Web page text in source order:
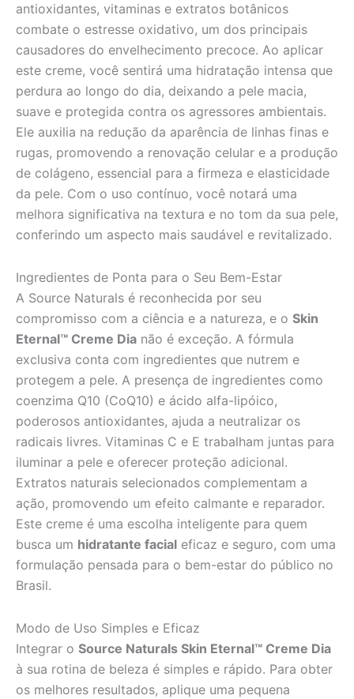
antioxidantes, vitaminas e extratos botânicos
combate o estresse oxidativo, um dos principais
causadores do envelhecimento precoce. Ao aplicar
este creme, você sentirá uma hidratação intensa que
perdura ao longo do dia, deixando a pele macia,
suave e protegida contra os agressores ambientais.
Ele auxilia na redução da aparência de linhas finas e
rugas, promovendo a renovação celular e a produção
de colágeno, essencial para a firmeza e elasticidade
da pele. Com o uso contínuo, você notará uma
melhora significativa na textura e no tom da sua pele,
conferindo um aspecto mais saudável e revitalizado.
Ingredientes de Ponta para o Seu Bem-Estar
A Source Naturals é reconhecida por seu
compromisso com a ciência e a natureza, e o Skin
Eternal™ Creme Dia não é exceção. A fórmula
exclusiva conta com ingredientes que nutrem e
protegem a pele. A presença de ingredientes como
coenzima Q10 (CoQ10) e ácido alfa-lipóico,
poderosos antioxidantes, ajuda a neutralizar os
radicais livres. Vitaminas C e E trabalham juntas para
iluminar a pele e oferecer proteção adicional.
Extratos naturais selecionados complementam a
ação, promovendo um efeito calmante e reparador.
Este creme é uma escolha inteligente para quem
busca um hidratante facial eficaz e seguro, com uma
formulação pensada para o bem-estar do público no
Brasil.
Modo de Uso Simples e Eficaz
Integrar o Source Naturals Skin Eternal™ Creme Dia
à sua rotina de beleza é simples e rápido. Para obter
os melhores resultados, aplique uma pequena